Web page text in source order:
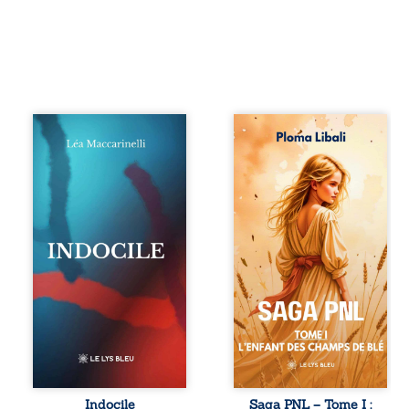
Quatre parties.
Quatre refus.
Quatre visages
d’une existence en
friction. Entre les
silences qu’on ne
déchiffre pas, les
amours qu’on
dérange, les corps
qu’on administre
et les liens qu’on
sabote, cet
ouvrage parle à
vivent trop fort,
trop vrai, trop tôt.
traversée. Une
Indocile
Autrefois, les
champs d’Atlantis
vibraient sous le
vent et les enfants
couraient dans les
blés. Puis la
couronne plia le
genou, livrant son
peuple à l’ombre
d’Ivorny. À Atove,
Luwel aurait pu
disparaître dans
les ruines de son
destin ; pourtant,
sous les pierres
d’un temple
oublié, des
rebelles lui
Saga PNL – Tome I :